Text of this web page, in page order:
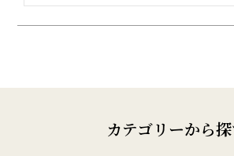
カテゴリーから